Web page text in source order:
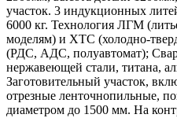
участок. 3 индукционных
6000 кг. Технология ЛГМ
моделям) и ХТС (холодно-
(РДС, АДС, полуавтомат);
нержавеющей стали, титана,
Заготовительный участок,
отрезные ленточнопильные,
диаметром до 1500 мм. На